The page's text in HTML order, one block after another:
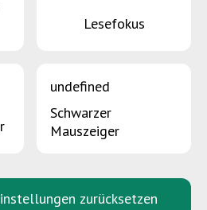
MIT MEHRWERT
Lesefokus
undefined
Schwarzer
Mauszeiger
zurücksetzen